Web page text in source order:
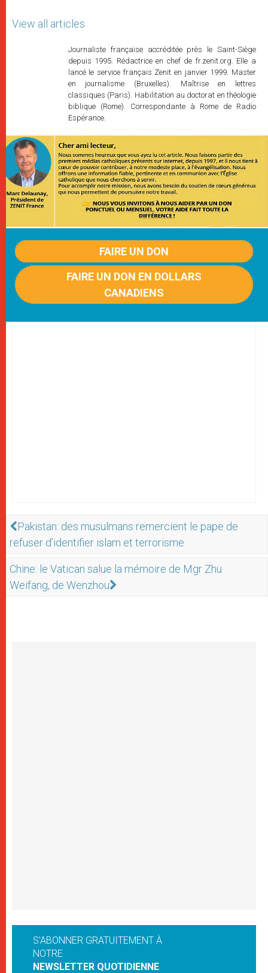
View all articles
Journaliste française accréditée près le Saint-Siège
depuis 1995. Rédactrice en chef de fr.zenit.org. Elle a
lancé le service français Zenit en janvier 1999. Master
en journalisme (Bruxelles). Maîtrise en lettres
classiques (Paris). Habilitation au doctorat en théologie
biblique (Rome). Correspondante à Rome de Radio
Espérance.
FAIRE UN DON
FAIRE UN DON EN DOLLARS
CANADIENS
Pakistan: des musulmans remercient le pape de
refuser d’identifier islam et terrorisme
Chine: le Vatican salue la mémoire de Mgr Zhu
Weifang, de Wenzhou
S'ABONNER GRATUITEMENT À
NOTRE
NEWSLETTER QUOTIDIENNE